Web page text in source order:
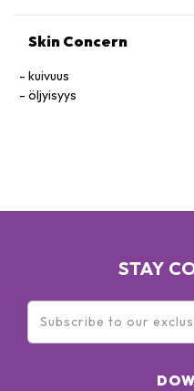
Skin Concern
kuivuus
öljyisyys
STAY